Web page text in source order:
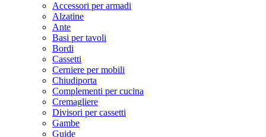
Accessori per armadi
Alzatine
Ante
Basi per tavoli
Bordi
Cassetti
Cerniere per mobili
Chiudiporta
Complementi per cucina
Cremagliere
Divisori per cassetti
Gambe
Guide